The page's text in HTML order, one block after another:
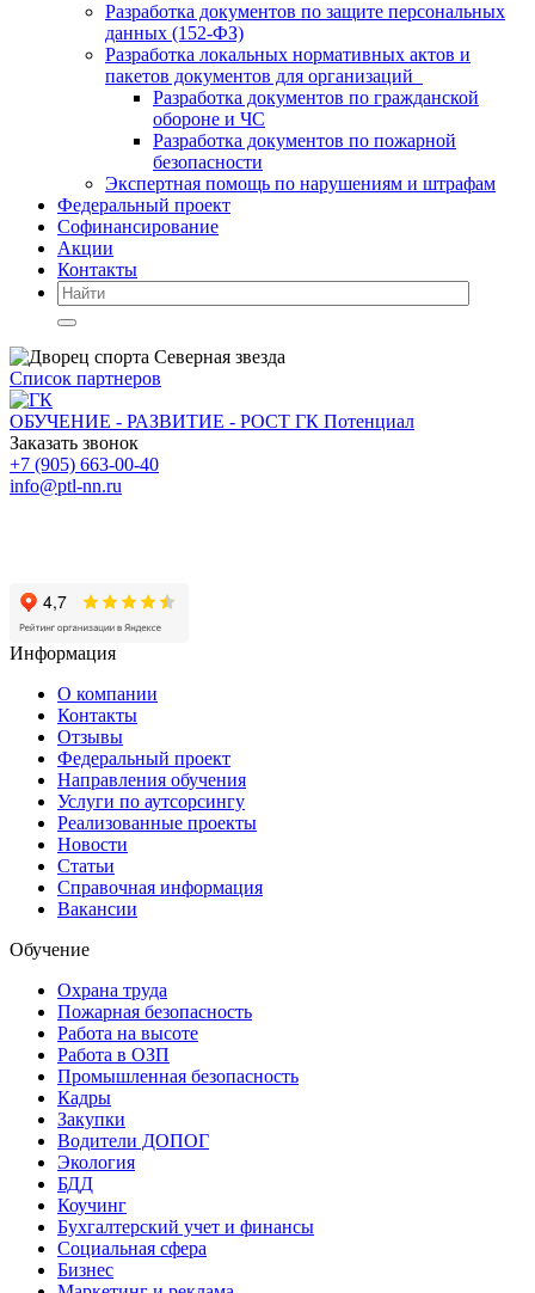
Разработка документов по защите персональных
данных (152-ФЗ)
Разработка локальных нормативных актов и
пакетов документов для организаций
Разработка документов по гражданской
обороне и ЧС
Разработка документов по пожарной
безопасности
Экспертная помощь по нарушениям и штрафам
Федеральный проект
Софинансирование
Акции
Контакты
Список партнеров
ОБУЧЕНИЕ - РАЗВИТИЕ - РОСТ ГК Потенциал
Заказать звонок
+7 (905) 663-00-40
info@ptl-nn.ru
Информация
О компании
Контакты
Отзывы
Федеральный проект
Направления обучения
Услуги по аутсорсингу
Реализованные проекты
Новости
Статьи
Справочная информация
Вакансии
Обучение
Охрана труда
Пожарная безопасность
Работа на высоте
Работа в ОЗП
Промышленная безопасность
Кадры
Закупки
Водители ДОПОГ
Экология
БДД
Коучинг
Бухгалтерский учет и финансы
Социальная сфера
Бизнес